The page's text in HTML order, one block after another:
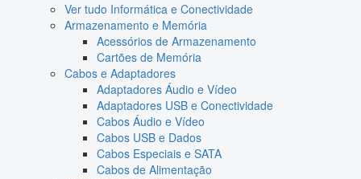
Ver tudo Informática e Conectividade
Armazenamento e Memória
Acessórios de Armazenamento
Cartões de Memória
Cabos e Adaptadores
Adaptadores Áudio e Vídeo
Adaptadores USB e Conectividade
Cabos Áudio e Vídeo
Cabos USB e Dados
Cabos Especiais e SATA
Cabos de Alimentação